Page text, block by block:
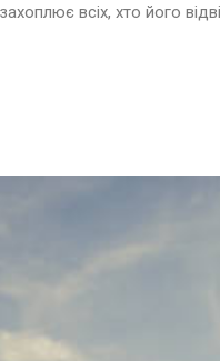
всіх, хто його